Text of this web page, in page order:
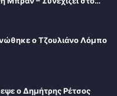
ο Τζουλιάνο Λόμπο
ο Δημήτρης Ρέτσος